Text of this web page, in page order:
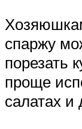
спаржу
порезать
проще
салатах и